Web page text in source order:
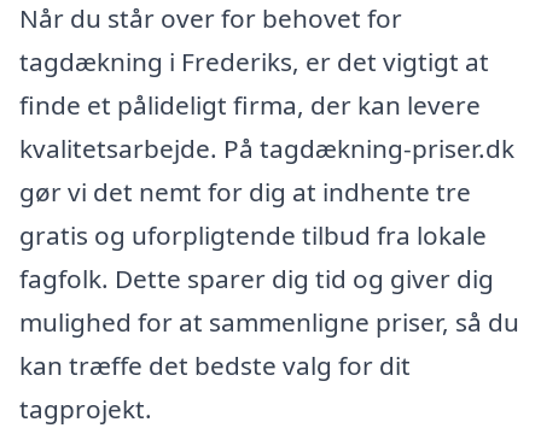
Når du står over for behovet for
tagdækning i Frederiks, er det vigtigt at
finde et pålideligt firma, der kan levere
kvalitetsarbejde. På tagdækning-priser.dk
gør vi det nemt for dig at indhente tre
gratis og uforpligtende tilbud fra lokale
fagfolk. Dette sparer dig tid og giver dig
mulighed for at sammenligne priser, så du
kan træffe det bedste valg for dit
tagprojekt.